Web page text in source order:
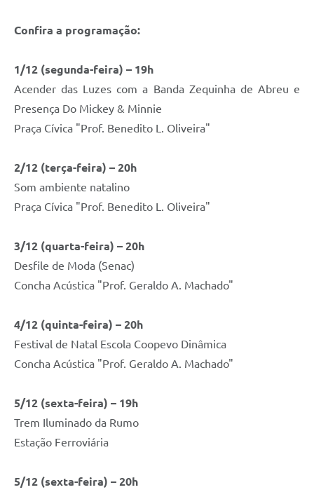
Confira a programação:
1/12 (segunda-feira) – 19h
Acender das Luzes com a Banda Zequinha de Abreu e
Presença Do Mickey & Minnie
Praça Cívica "Prof. Benedito L. Oliveira"
2/12 (terça-feira) – 20h
Som ambiente natalino
Praça Cívica "Prof. Benedito L. Oliveira"
3/12 (quarta-feira) – 20h
Desfile de Moda (Senac)
Concha Acústica "Prof. Geraldo A. Machado"
4/12 (quinta-feira) – 20h
Festival de Natal Escola Coopevo Dinâmica
Concha Acústica "Prof. Geraldo A. Machado"
5/12 (sexta-feira) – 19h
Trem Iluminado da Rumo
Estação Ferroviária
5/12 (sexta-feira) – 20h